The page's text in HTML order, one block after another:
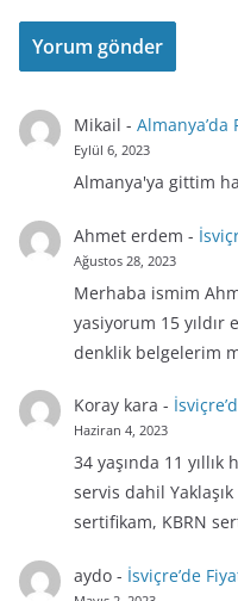
Mikail -
Eylül 6, 2023
Almanya'ya gittim
Ahmet erdem -
Ağustos 28, 2023
Merhaba ismim
yasiyorum 15 yıldır
denklik belgelerim
Koray kara -
Haziran 4, 2023
34 yaşında 11
servis dahil
sertifikam, KBRN
aydo- İsviçre’de